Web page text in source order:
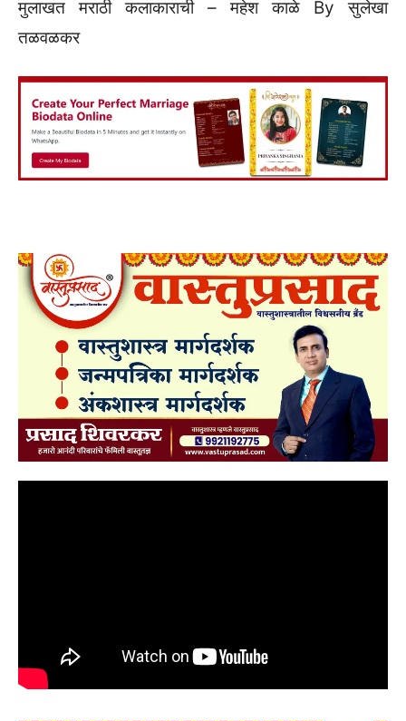
मुलाखत मराठी कलाकाराची – महेश काळे By सुलेखा
तळवळकर